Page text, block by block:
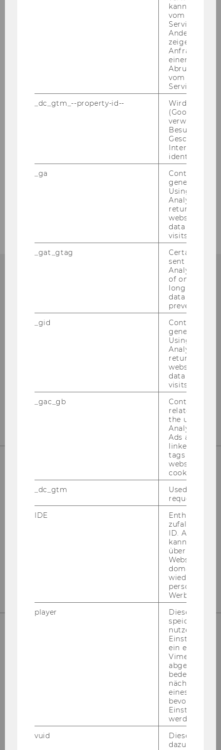
Österreichisches und
Internationales Steuerrecht
Tel:+43-1-31336-4890
E-Mail:officetaxlaw@wu.ac.at
UNSERE SOCIAL MEDIA KANÄLE
Bitte klicken Sie hier um sich für
kann, um
vom AMP-
Service
Andere
zeigen Opt-
Anfrage im
einen Fehler
Abrufen
vom AMP
Service an.
_dc_gtm_--property-id--
Wird von
(Google Tag
verwendet,
Besucher
Geschlecht
Interessen zu
identifizieren.
_ga
Contains a
generated
Using this
Analytics can
returning
website and
data from
visits.
_gat_gtag
Certain data
sent to
Analytics a
of once per
long as it is
data
prevented.
_gid
Contains a
generated
Using this
Analytics can
returning
website and
data from
visits.
_gac_gb
Contains
related
the user. If
Analytics and
Ads accounts
linked, the
tags on the
website read
cookie.
_dc_gtm
Used to
request rate.
IDE
Enthält eine
ID. Anhand
kann Google
über
Websites
Werbung
player
Dieses Cookie
speichert
ein
Vimeo-Video
abgespielt
bedeutet,
nächsten
eines Vimeo-
bevorzugten
werden.
vuid
Dieser
dazu